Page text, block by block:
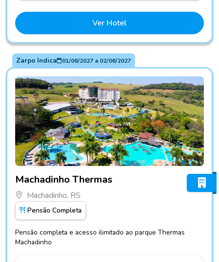
Ver Hotel
Zarpo Indica 01/06/2027a 02/06/2027
Machadinho Thermas
Machadinho, RS
Pensão Completa
Pensão completa e acesso ilimitado ao parque Thermas
Machadinho